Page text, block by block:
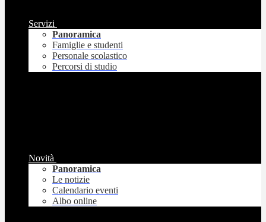
Servizi
Panoramica
Famiglie e studenti
Personale scolastico
Percorsi di studio
Novità
Panoramica
Le notizie
Calendario eventi
Albo online